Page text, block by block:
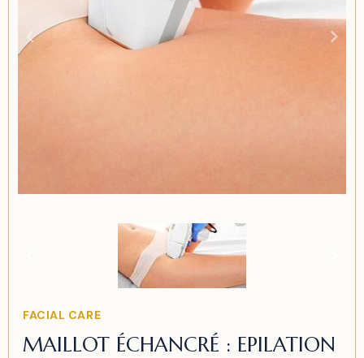
Item
FACIAL CARE
MAILLOT ÉCHANCRÉ : EPILATION